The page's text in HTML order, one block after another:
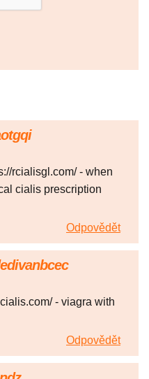
rcialisgl.com/ - when
cialis prescription
Odpovědět
- viagra with
Odpovědět